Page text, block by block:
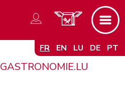
FR EN LU DE PT